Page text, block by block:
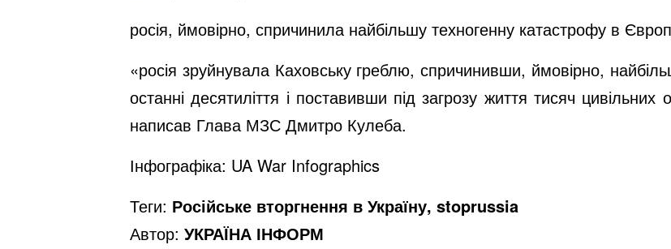
росія, ймовірно, спричинила найбільшу техногенну катастрофу в
«росія зруйнувала Каховську греблю, спричинивши, ймовірно,
останні десятиліття і поставивши під загрозу життя тисяч
написав Глава МЗС Дмитро Кулеба.
Інфографіка: UA War Infographics
Теги: Російське вторгнення в Україну, stoprussia
Автор: УКРАЇНА ІНФОРМ